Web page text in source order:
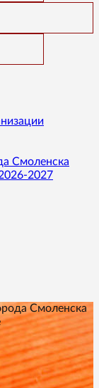
Смоленска
2027
Смоленска